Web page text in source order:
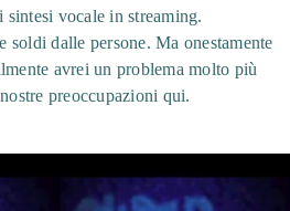
vocale in streaming.
soldi dalle persone. Ma onestamente
avrei un problema molto più
preoccupazioni qui.